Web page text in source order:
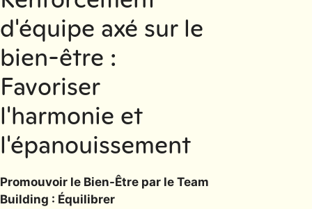
d'équipe axé sur le
bien-être :
Favoriser
l'harmonie et
l'épanouissement
Promouvoir le Bien-Être par le Team
Building : Équilibrer